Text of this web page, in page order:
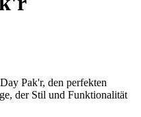
Pak'r, den perfekten
der Stil und Funktionalität